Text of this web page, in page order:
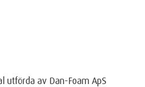
utförda av Dan-Foam ApS